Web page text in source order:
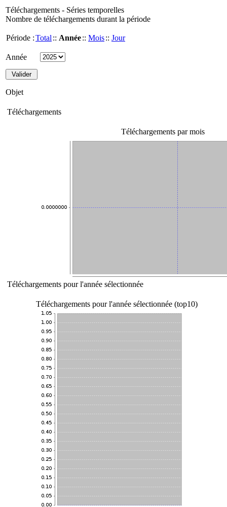
Téléchargements - Séries temporelles
Nombre de téléchargements durant la période
Période :Total :: Année:: Mois:: Jour
Année
Objet
Téléchargements
Téléchargements par mois
Téléchargements pour l'année sélectionnée
Téléchargements pour l'année sélectionnée (top10)